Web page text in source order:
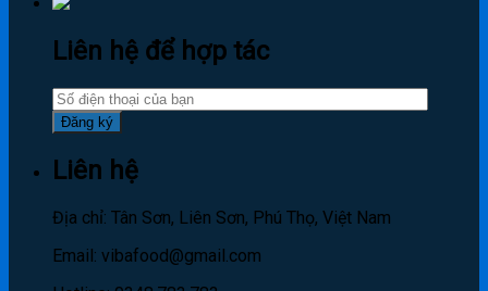
Liên hệ để hợp tác
Liên hệ
Địa chỉ: Tân Sơn, Liên Sơn, Phú Thọ, Việt Nam
Email: vibafood@gmail.com